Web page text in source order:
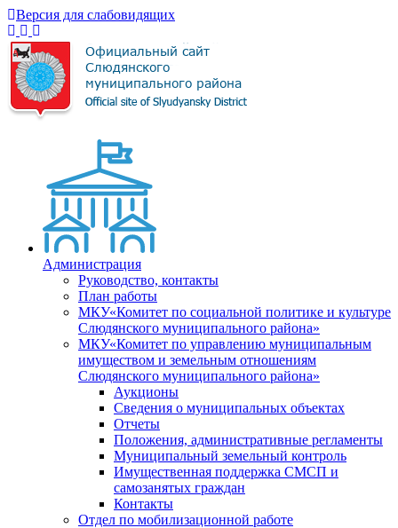
Версия для слабовидящих
Администрация
Руководство, контакты
План работы
МКУ«Комитет по социальной политике и культуре
Слюдянского муниципального района»
МКУ«Комитет по управлению муниципальным
имуществом и земельным отношениям
Слюдянского муниципального района»
Аукционы
Сведения о муниципальных объектах
Отчеты
Положения, административные регламенты
Муниципальный земельный контроль
Имущественная поддержка СМСП и
самозанятых граждан
Контакты
Отдел по мобилизационной работе